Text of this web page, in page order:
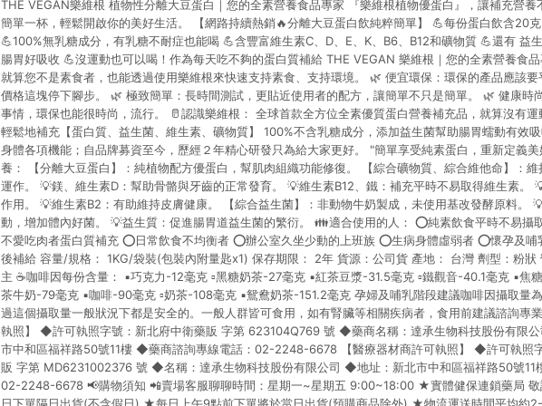
點數回饋或點數回饋有爭議，台灣樂天市場保有更改條款與法律追訴之權利，活動詳情以樂天市場網站
THE VEGAN樂維根 植物性分離大豆蛋白｜您的全素營養食品專家 『樂維根植物優蛋白』，讓補充營養
簡單一杯，輕鬆開啟你的美好生活。 【網路持續熱銷🔥分離大豆蛋白飲純粹簡單】 💪每份蛋白飲含20
💪100%無乳糖成分，有乳糖不耐症也能喝 💪含豐富維生素C、D、E、K、B6、B12和礦物質 💪還有 益
腸胃好吸收 💪沒運動也可以喝！作為每天吃不夠的蛋白質補給 THE VEGAN 樂維根｜您的全素營養食品
就算您不是素食者，也能透過使用樂維根來快速支持素食、支持環境。 🌿 便宜環保：環保的產品應該
價格這塊停下腳步。 🌿 極致簡單：長時間測試，更貼近使用者的配方，讓簡單不只是簡單。 🌿 健康時
事情，環保也能很時尚，流行。 🥛認識樂維根： 全球首款全方位全素優質蛋白營養補充品，就算沒有
輕鬆地補充【蛋白質、益生菌、維生素、礦物質】 100%不含乳糖成分，添加益生菌幫助腸胃蠕動有效
身體各項機能；自品牌募資至今，歷經２年精心研發只為給大家更好。 "簡單享受純素蛋白，重新定義
養： 【分離大豆蛋白】：純植物配方優蛋白，幫肌肉組織功能修復。 【綜合礦物質、綜合維他命】：
運作。 💡鎂、維生素D：幫助骨骼與牙齒的正常發育。 💡維生素B12、鐵：補充平時不易取得維生素。
作用。 💡維生素B2：有助維持皮膚健康。 【綜合益生菌】：非動物牛奶製成，未使用基改發酵原料。
動，增加體內好菌。 💡益生質：促進腸胃道益生菌的繁衍。 👪適合使用的人： ⭕純素飲食平時不易攝
不愛吃肉者蛋白質補充 ⭕日常飲食不均衡者 ⭕辦公室久坐少動的上班族 ⭕生病身體虛弱者 ⭕懷孕及
後補給 容量/規格： 1KG/袋裝(包裝內附量匙x1) 保存期限： 2年 貨源：公司貨 產地： 台灣 劑型：粉狀
主 ☕️咖啡因每份含量： ▪️巧克力-12毫克 ▫️黑糖奶茶-27毫克 ▪️紅茶豆漿-31.5毫克 ▫️鐵觀音-40.1毫克 ▪️焦
茶牛奶-79毫克 ▪️咖啡-90毫克 ▫️奶茶-108毫克 ▪️鴛鴦奶茶-151.2毫克 孕婦及哺乳階段建議咖啡因攝取量
過這個攝取量一般狀況下都是安全的。一般人群皆可食用，如有腎臟等相關疾病者，食用前建議諮詢專
執照】 ◆許可執照字號：新北府中衛藥販 字第 623104Q769 號 ◆藥商名稱：達承生物科技股份有限
市中和區福祥路50號11樓 ◆藥商諮詢專線電話：02-2248-6678 【醫療器材商許可執照】 ◆許可執照
販 字第 MD6231002376 號 ◆名稱：達承生物科技股份有限公司 ◆地址：新北市中和區福祥路50號11
02-2248-6678 📢購物須知 📲賣場客服聊聊時間：星期一~星期五 9:00~18:00 ★實體健保連鎖藥局